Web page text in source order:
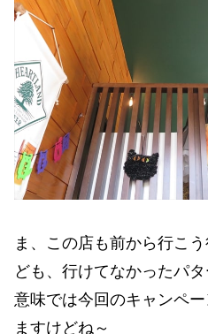
ま、この店も前から行こ
ども、行けてなかったパ
意味では今回のキャンペ
ますけどね～